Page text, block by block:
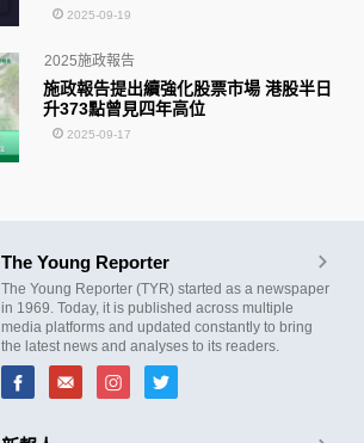
2025-09-19
施政報告提出續強化股票市場 港股半日
升373點曾見四年高位
2025施政報告
2025-09-17
The Young Reporter
The Young Reporter (TYR) started as a newspaper
in 1969. Today, it is published across multiple
media platforms and updated constantly to bring
the latest news and analyses to its readers.